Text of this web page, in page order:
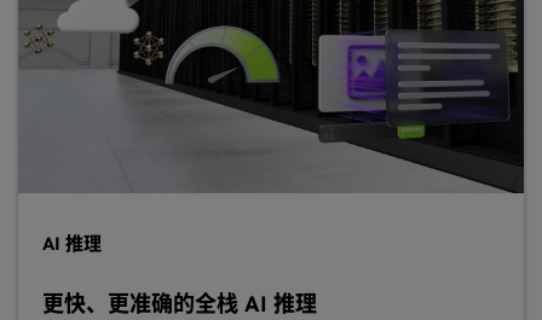
AI 推理
更快、更准确的全栈 AI 推理